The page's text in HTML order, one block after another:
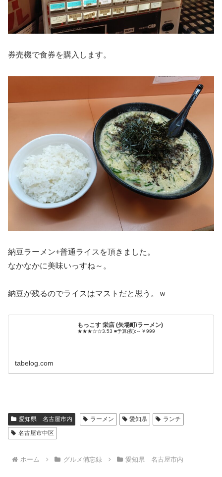
券売機で食券を購入します。
納豆ラーメン+普通ライスを頂きました。
なかなかに美味いっすね～。
納豆が残るのでライスはマストだと思う。ｗ
もっこす 栄店 (矢場町/ラーメン)
★★★☆☆3.53 ■予算(夜):～￥999
tabelog.com
愛知県 名古屋市内 ラーメン 愛知県
ランチ
名古屋市中区
ホーム グルメ備忘録 愛知県 名古屋市内